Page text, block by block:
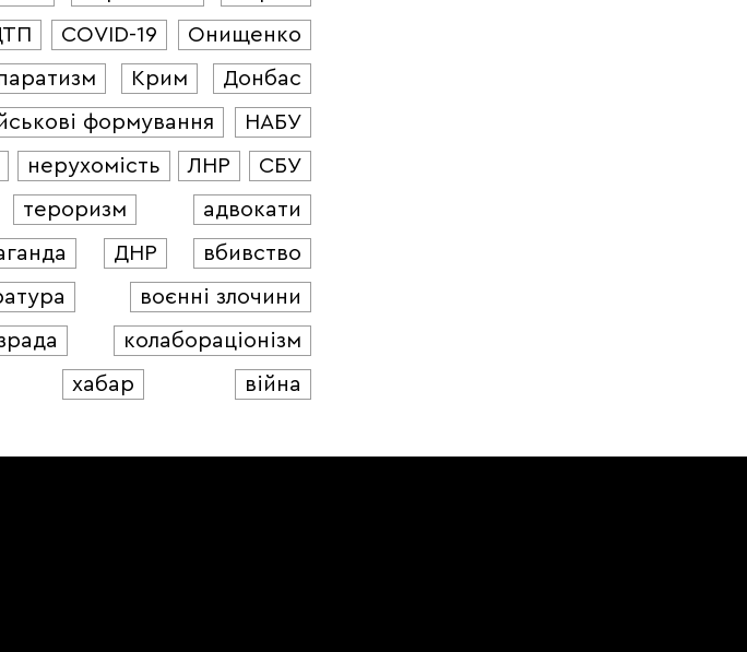
COVID-19
Онищенко
Крим
Донбас
формування
НАБУ
нерухомість ЛНР
СБУ
тероризм
адвокати
ДНР
вбивство
воєнні злочини
колабораціонізм
хабар війна